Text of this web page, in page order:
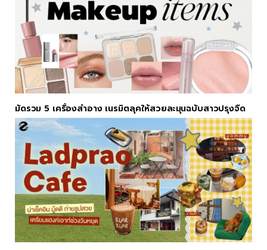
มัดรวม 5 เครื่องสำอาง เนรมิตลุคให้สวยละมุนฉบับสาวปรุงจืด